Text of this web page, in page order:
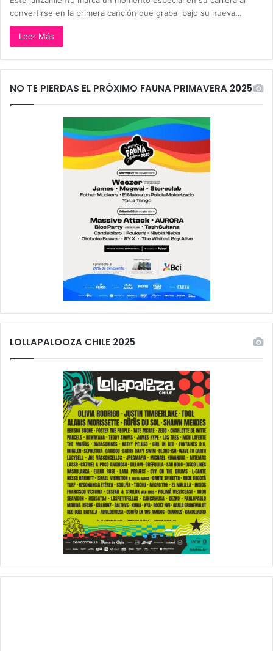
convertirse en la primera canción que graba bajo su nueva…
Leer Más
NO TE PIERDAS EL PRÓXIMO FAUNA PRIMAVERA 2025
LOLLAPALOOZA CHILE 2025